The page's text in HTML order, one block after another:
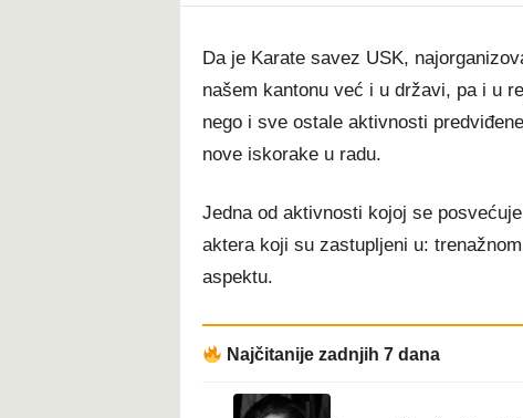
n
i
n
t
Da je Karate savez USK,
našem kantonu već i u državi, pa i u
nego i sve ostale aktivnosti
nove iskorake u radu.
Jedna od aktivnosti kojoj se
aktera koji su zastupljeni u:
aspektu.
Najčitanije zadnjih 7 dana